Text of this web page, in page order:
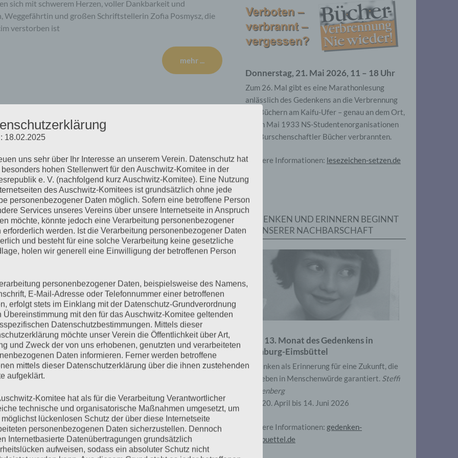
sich mit schwerem Herzen, voller Dankbarkeit und
Weggefährtin und großen Schriftstellerin Zofia Posmysz, die
verstorben ist
mehr ...
tschechischer Vizepräsident des Internationalen Auschwitz-
mehr ...
einen „Esther-Bejarano-
mit dem Kommunalverein, der Kirchengemeinde St.
der große Vortragssaal, den die verstorbene Holocaust-
Donnerstag, 21. Mai 2026, 11 – 18 Uhr
Zum 26. Mal gibt es eine Marathonlesung
anlässlich des Gedenkens an die Verbrennung
von Büchern am Kaifu-Ufer – genau an dem Ort,
wo im Mai 1933 NS-Studentenorganisationen
und Burschenschaftler Bücher verbrannten.
Weitere Informationen: lesezeichen-setzen.de
GEDENKEN UND ERINNERN BEGINNT
IN UNSERER NACHBARSCHAFT
Zum 13. Monat des Gedenkens in
Hamburg-Eimsbüttel
Gedenken als Erinnerung für eine Zukunft, die
ein Leben in Menschenwürde garantiert. Steffi
Wittenberg
Vom 20. April bis 14. Juni 2026
Weitere Informationen: gedenken-
eimsbuettel.de
18.02.2025
uns sehr über Ihr Interesse an unserem Verein. Datenschutz hat
hohen Stellenwert für den Auschwitz-Komitee in der
e. V. (nachfolgend kurz Auschwitz-Komitee). Eine Nutzung
des Auschwitz-Komitees ist grundsätzlich ohne jede
personenbezogener Daten möglich. Sofern eine betroffene Person
Services unseres Vereins über unsere Internetseite in Anspruch
möchte, könnte jedoch eine Verarbeitung personenbezogener
erforderlich werden. Ist die Verarbeitung personenbezogener Daten
und besteht für eine solche Verarbeitung keine gesetzliche
holen wir generell eine Einwilligung der betroffenen Person
personenbezogener Daten, beispielsweise des Namens,
E-Mail-Adresse oder Telefonnummer einer betroffenen
erfolgt stets im Einklang mit der Datenschutz-Grundverordnung
Übereinstimmung mit den für das Auschwitz-Komitee geltenden
Datenschutzbestimmungen. Mittels dieser
möchte unser Verein die Öffentlichkeit über Art,
und Zweck der von uns erhobenen, genutzten und verarbeiteten
Daten informieren. Ferner werden betroffene
mittels dieser Datenschutzerklärung über die ihnen zustehenden
aufgeklärt.
Komitee hat als für die Verarbeitung Verantwortlicher
technische und organisatorische Maßnahmen umgesetzt, um
lückenlosen Schutz der über diese Internetseite
personenbezogenen Daten sicherzustellen. Dennoch
Internetbasierte Datenübertragungen grundsätzlich
aufweisen, sodass ein absoluter Schutz nicht